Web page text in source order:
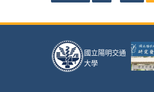
分
國立陽明交通
大學